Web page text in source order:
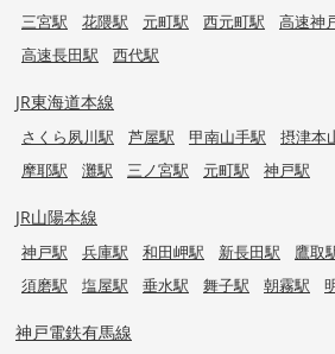
三宮駅 花隈駅 元町駅 西元町駅 高速神
高速長田駅
西代駅
JR東海道本線
さくら夙川駅 芦屋駅 甲南山手駅 摂津本
摩耶駅
灘駅 三ノ宮駅 元町駅 神戸駅
JR山陽本線
神戸駅 兵庫駅 和田岬駅 新長田駅 鷹取
須磨駅
塩屋駅 垂水駅 舞子駅 朝霧駅
神戸電鉄有馬線